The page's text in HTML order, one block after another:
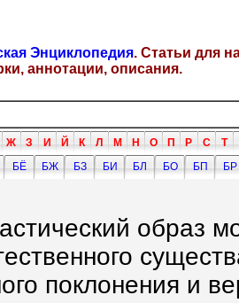
Энциклопедия. Статьи для
аннотации, описания.
Ж З И Й К Л М Н О П Р С Т
БЁ БЖ БЗ БИ БЛ БО БП
БР
образ
поклонения и